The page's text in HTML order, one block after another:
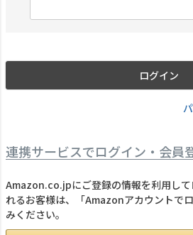
必
ログイン
連携サービスでログイン・会員
Amazon.co.jpにご登録の情報を利用し
れるお客様は、「Amazonアカウントで
みください。